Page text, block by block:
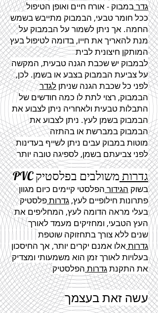
גדרבמבוק - אורח חיים ואופן הטיפול
ככל חומר טבעי, הבמבוק מתייבש בשמש
החמה. אך ניתן לשמור על הבמבוק על
מנת להאריך את חייו, בדומה לטיפול בעץ
המותקן חיצונית לבית
לבמבוק יש שכבת הגנה טבעית, המקשה
על צביעת הבמבוק בצבע או בשמן. לכן,
לפני כל שכבת הגנה שניתן לגדר
הבמבוק, רצוי לתת לו כמה חודשים של
התבלות טבעית ולאחריה ניתן לצבוע את
הבמבוק בשמן לעץ. ניתן לצבוע את
הבמבוק במברשת או בהתזה
מוטות במבוק עבים ניתן לשייף בעדינות
לפני צביעתם בשמן, לספיגה טובה יותר
PVC גדרות משולבים בפלסטיק
בשוק הגידור הפלסטי קיימים כיום מגוון
פתרונות חילופיים לעץ, גדרותפלסטיק
בעלי מראה הדומה לעץ, המחליפים את
העץ הטבעי, ומחזיקים מעמד לאורך
שנים ללא צורך בתחזוקה שוטפת
גדרותאלו אמנם יקרים יותר, אך החיסכון
בעלויות לאורך זמן הוא משמעותי ומצדיק
את התקנתגדרות הפלסטיק
עשה זאת בעצמך